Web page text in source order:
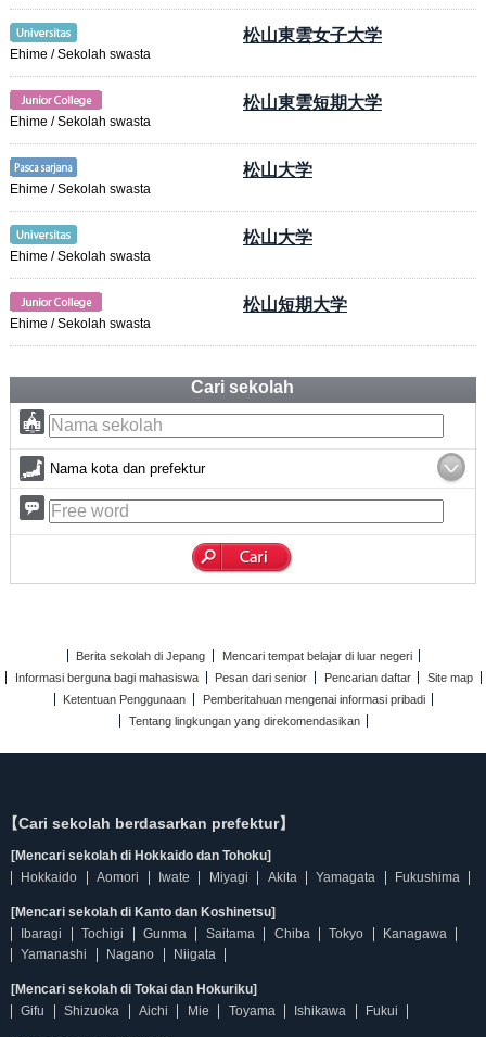
Ehime / Sekolah swasta
松山東雲女子大学
Ehime / Sekolah swasta
松山東雲短期大学
Ehime / Sekolah swasta
松山大学
Ehime / Sekolah swasta
松山大学
Ehime / Sekolah swasta
松山短期大学
Cari sekolah
Nama kota dan prefektur
Berita sekolah di Jepang
Mencari tempat belajar di luar negeri
Informasi berguna bagi mahasiswa
Pesan dari senior Pencarian daftar
Site map
Ketentuan Penggunaan
Pemberitahuan mengenai informasi pribadi
Tentang lingkungan yang direkomendasikan
【Cari sekolah berdasarkan prefektur】
[Mencari sekolah di Hokkaido dan Tohoku]
Hokkaido
Aomori Iwate Miyagi Akita Yamagata Fukushima
[Mencari sekolah di Kanto dan Koshinetsu]
Ibaragi
Tochigi Gunma Saitama Chiba Tokyo
Kanagawa
Yamanashi
Nagano Niigata
[Mencari sekolah di Tokai dan Hokuriku]
Gifu
Shizuoka Aichi Mie Toyama Ishikawa Fukui